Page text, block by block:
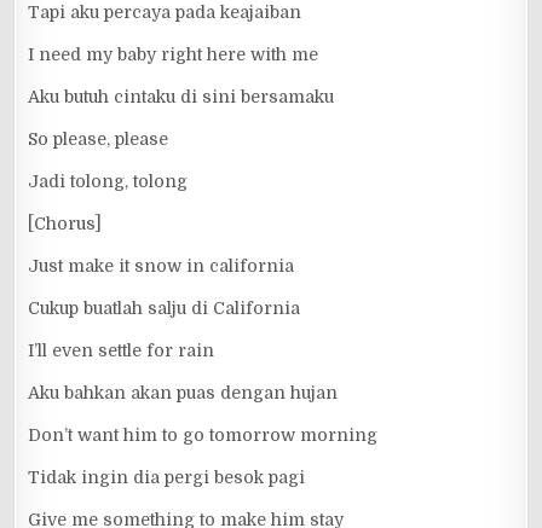
Tapi aku percaya pada keajaiban
I need my baby right here with me
Aku butuh cintaku di sini bersamaku
So please, please
Jadi tolong, tolong
[Chorus]
Just make it snow in california
Cukup buatlah salju di California
I’ll even settle for rain
Aku bahkan akan puas dengan hujan
Don’t want him to go tomorrow morning
Tidak ingin dia pergi besok pagi
Give me something to make him stay